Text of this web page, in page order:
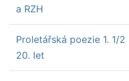
a RZH
Proletářská poezie 1. 1/2
20. let